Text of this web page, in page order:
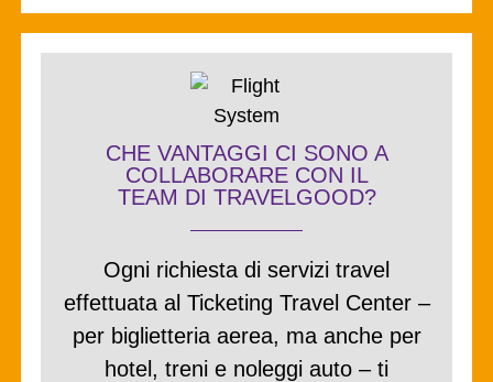
CHE VANTAGGI CI SONO A
COLLABORARE CON IL
TEAM DI TRAVELGOOD?
Ogni richiesta di servizi travel
effettuata al Ticketing Travel Center –
per biglietteria aerea, ma anche per
hotel, treni e noleggi auto – ti